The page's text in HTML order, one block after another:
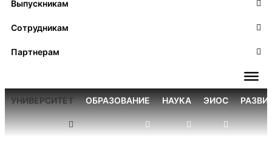
Выпускникам
Сотрудникам
Партнерам
УНИВЕРСИТЕТ ОБРАЗОВАНИЕ НАУКА ЭИОС